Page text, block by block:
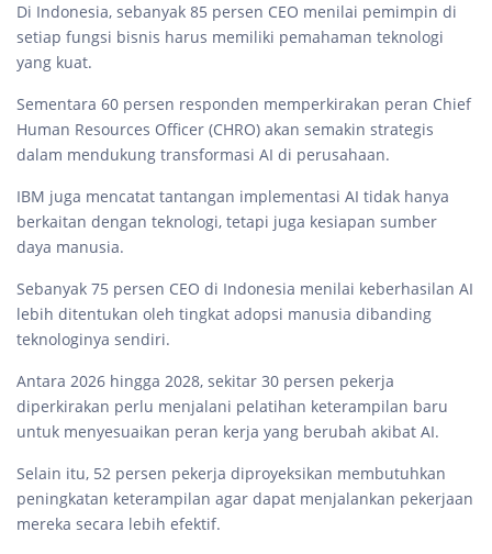
Di Indonesia, sebanyak 85 persen CEO menilai pemimpin di
setiap fungsi bisnis harus memiliki pemahaman teknologi
yang kuat.
Sementara 60 persen responden memperkirakan peran Chief
Human Resources Officer (CHRO) akan semakin strategis
dalam mendukung transformasi AI di perusahaan.
IBM juga mencatat tantangan implementasi AI tidak hanya
berkaitan dengan teknologi, tetapi juga kesiapan sumber
daya manusia.
Sebanyak 75 persen CEO di Indonesia menilai keberhasilan AI
lebih ditentukan oleh tingkat adopsi manusia dibanding
teknologinya sendiri.
Antara 2026 hingga 2028, sekitar 30 persen pekerja
diperkirakan perlu menjalani pelatihan keterampilan baru
untuk menyesuaikan peran kerja yang berubah akibat AI.
Selain itu, 52 persen pekerja diproyeksikan membutuhkan
peningkatan keterampilan agar dapat menjalankan pekerjaan
mereka secara lebih efektif.